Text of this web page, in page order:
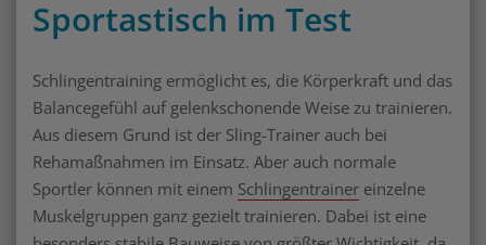
Sportastisch im Test
Schlingentraining ermöglicht es, die Körperkraft und das
Balancegefühl auf gelenkschonende Weise zu trainieren.
Aus diesem Grund ist der Sling-Trainer auch bei
Rehamaßnahmen im Einsatz. Aber auch normale
Sportler können mit einem Schlingentrainer einzelne
Muskelgruppen ganz gezielt trainieren. Dabei ist eine